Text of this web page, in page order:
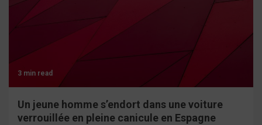
3 min read
Un jeune homme s’endort dans une voiture
verrouillée en pleine canicule en Espagne